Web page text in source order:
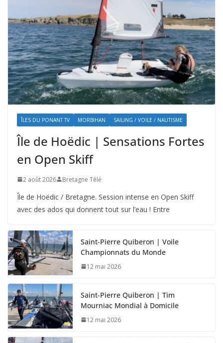
ÎLES DU PONANT TV MORBIHAN SAILING / VOILE / NAUTISME
Île de Hoëdic | Sensations Fortes
en Open Skiff
2 août 2026 Bretagne Télé
Île de Hoëdic / Bretagne. Session intense en Open Skiff
avec des ados qui donnent tout sur l’eau ! Entre
Saint-Pierre Quiberon | Voile
Championnats du Monde
12 mai 2026
Saint-Pierre Quiberon | Tim
Mourniac Mondial à Domicile
12 mai 2026